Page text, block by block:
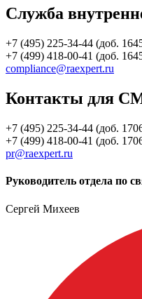
Служба
+7 (495) 225-34-44 (доб.
+7 (499) 418-00-41 (доб.
compliance@raexpert.ru
Контакты для
+7 (495) 225-34-44 (доб.
+7 (499) 418-00-41 (доб.
pr@raexpert.ru
Руководитель отдела по
Сергей Михеев